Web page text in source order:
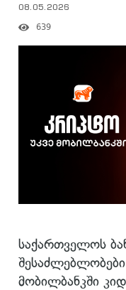
08.05.2026
639
საქართველოს
მობილბანკში